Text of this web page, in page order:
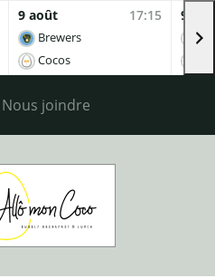
9 août 17:15
Brewers
Cocos
9
Nous joindre